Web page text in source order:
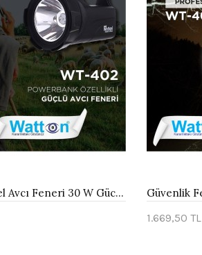
Profesyonel Avcı Feneri 30 W Gücünde Wt-402
1.669,50 TL